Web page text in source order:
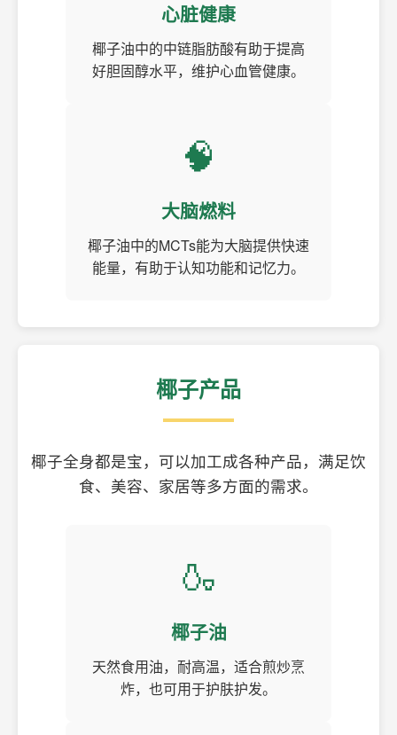
心脏健康
椰子油中的中链脂肪酸有助于提高
好胆固醇水平，维护心血管健康。
🧠
大脑燃料
椰子油中的MCTs能为大脑提供快速
能量，有助于认知功能和记忆力。
椰子产品
椰子全身都是宝，可以加工成各种产品，满足饮
食、美容、家居等多方面的需求。
🍶
椰子油
天然食用油，耐高温，适合煎炒烹
炸，也可用于护肤护发。